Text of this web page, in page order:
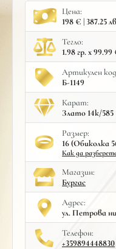
Цена:
198 € | 387.25
Тегло:
1.98 гр. x 99.99
Артикулен
Б-1149
Карат:
Злато 14к/585
Размер:
16 (Обиколка
Как да
Mагазин:
Бургас
Адрес:
ул. Петрова
Телефон:
+359894448830